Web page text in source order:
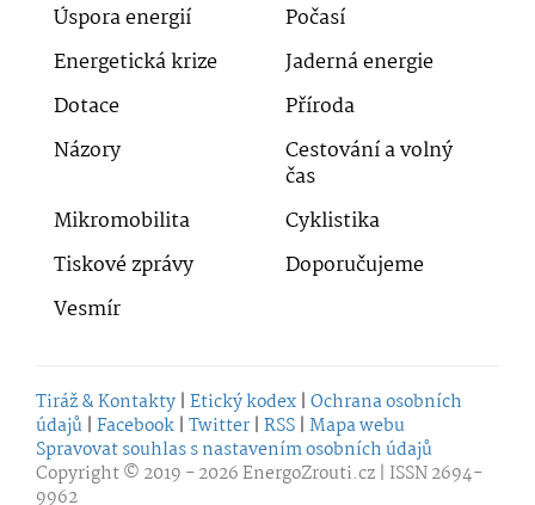
Úspora energií
Počasí
Energetická krize
Jaderná energie
Dotace
Příroda
Názory
Cestování a volný
čas
Mikromobilita
Cyklistika
Tiskové zprávy
Doporučujeme
Vesmír
Tiráž & Kontakty | Etický kodex | Ochrana osobních
údajů | Facebook | Twitter | RSS | Mapa webu
Spravovat souhlas s nastavením osobních údajů
Copyright © 2019 - 2026EnergoZrouti.cz | ISSN 2694-
9962